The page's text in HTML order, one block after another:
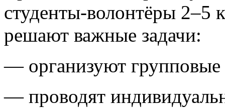
студенты-волонтёры 2–5
решают важные задачи:
— организуют
— проводят